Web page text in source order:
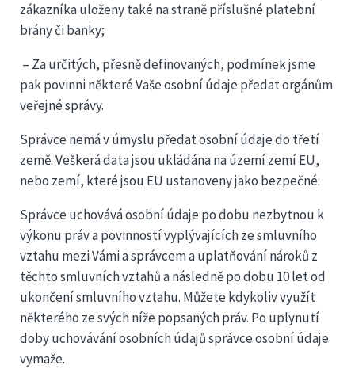
zákazníka uloženy také na straně příslušné platební
brány či banky;
– Za určitých, přesně definovaných, podmínek jsme
pak povinni některé Vaše osobní údaje předat orgánům
veřejné správy.
Správce nemá v úmyslu předat osobní údaje do třetí
země. Veškerá data jsou ukládána na území zemí EU,
nebo zemí, které jsou EU ustanoveny jako bezpečné.
Správce uchovává osobní údaje po dobu nezbytnou k
výkonu práv a povinností vyplývajících ze smluvního
vztahu mezi Vámi a správcem a uplatňování nároků z
těchto smluvních vztahů a následně po dobu 10 let od
ukončení smluvního vztahu. Můžete kdykoliv využít
některého ze svých níže popsaných práv. Po uplynutí
doby uchovávání osobních údajů správce osobní údaje
vymaže.